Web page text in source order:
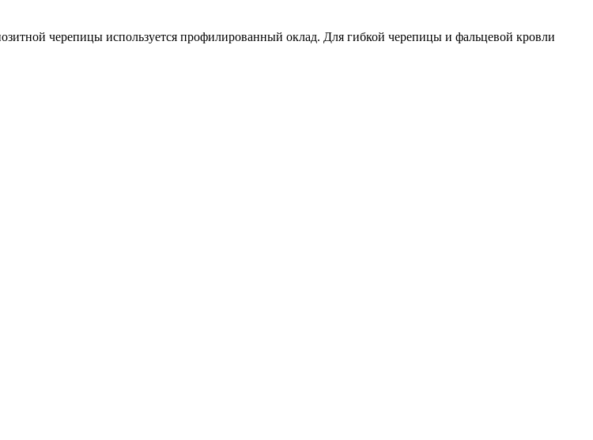
черепицы используется профилированный оклад. Для гибкой черепицы и фальцевой кровли